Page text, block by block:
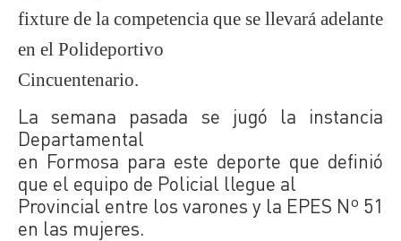
fixture de la competencia que se llevará adelante
en el Polideportivo
Cincuentenario.
La semana pasada se jugó la instancia
Departamental
en Formosa para este deporte que definió
que el equipo de Policial llegue al
Provincial entre los varones y la EPES Nº 51
en las mujeres.